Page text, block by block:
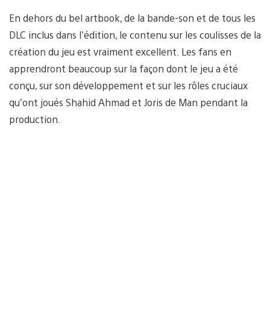
En dehors du bel artbook, de la bande-son et de tous les
DLC inclus dans l’édition, le contenu sur les coulisses de la
création du jeu est vraiment excellent. Les fans en
apprendront beaucoup sur la façon dont le jeu a été
conçu, sur son développement et sur les rôles cruciaux
qu’ont joués Shahid Ahmad et Joris de Man pendant la
production.